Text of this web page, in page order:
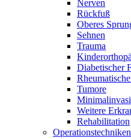
Nerven
Rückfuß
Oberes
Sehnen
Trauma
Diabetischer
Tumore
Weitere
Rehabilitation
Operations­techniken